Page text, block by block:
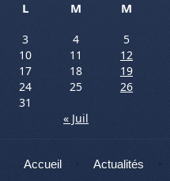
L
M M
3
4 5
10
11 12
17
18 19
24
25 26
31
« Juil
Menu
Aller au contenu
Accueil Actualités